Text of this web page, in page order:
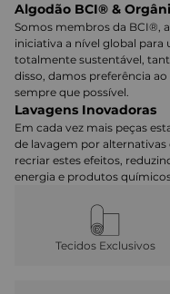
Algodão BCI® &
Somos membros da BCI®,
iniciativa a nível global
totalmente sustentável,
disso, damos preferência
sempre que possível.
Lavagens Inovadoras
Em cada vez mais peças
de lavagem por alternativas
recriar estes efeitos,
energia e produtos
Tecidos Exclusivos